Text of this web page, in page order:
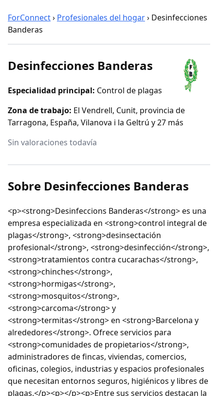
ForConnect› Profesionales del hogar› Desinfecciones
Banderas
Desinfecciones Banderas
Especialidad principal: Control de plagas
Zona de trabajo: El Vendrell, Cunit, provincia de
Tarragona, España, Vilanova i la Geltrú y 27 más
Sin valoraciones todavía
Sobre Desinfecciones Banderas
<p><strong>Desinfeccions Banderas</strong> es una
empresa especializada en <strong>control integral de
plagas</strong>, <strong>desinsectación
profesional</strong>, <strong>desinfección</strong>,
<strong>tratamientos contra cucarachas</strong>,
<strong>chinches</strong>,
<strong>hormigas</strong>,
<strong>mosquitos</strong>,
<strong>carcoma</strong> y
<strong>termitas</strong> en <strong>Barcelona y
alrededores</strong>. Ofrece servicios para
<strong>comunidades de propietarios</strong>,
administradores de fincas, viviendas, comercios,
oficinas, colegios, industrias y espacios profesionales
que necesitan entornos seguros, higiénicos y libres de
plagas.</p><p></p><p>Entre sus servicios destacan la